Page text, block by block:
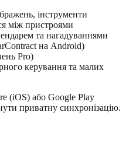
інструменти
між пристроями
та нагадуваннями
на Android)
Pro)
керування та малих
(iOS) або Google Play
приватну синхронізацію.